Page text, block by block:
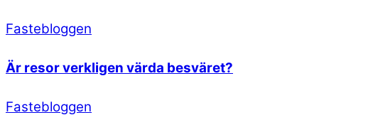
Fastebloggen
Är resor verkligen värda besväret?
Fastebloggen